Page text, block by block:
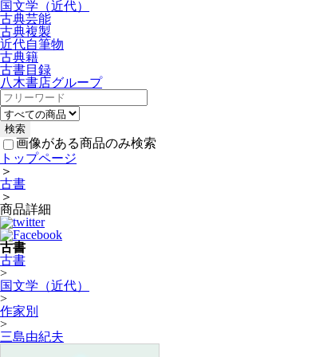
国文学（近代）
古典芸能
古典複製
近代自筆物
古典籍
古書目録
八木書店グループ
画像がある商品のみ検索
トップページ
＞
古書
＞
商品詳細
古書
古書
>
国文学（近代）
>
作家別
>
三島由紀夫